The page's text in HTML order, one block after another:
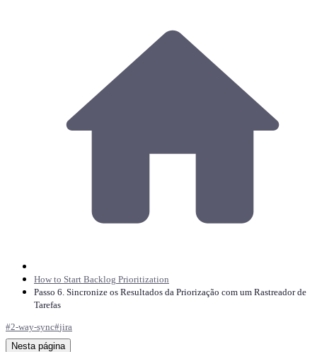
How to Start Backlog Prioritization
Passo 6. Sincronize os Resultados da Priorização com um Rastreador de
Tarefas
#2-way-sync#jira
Nesta página